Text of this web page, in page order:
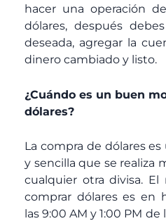
hacer una operación
dólares, después
deseada, agregar la
dinero cambiado y listo.
¿Cuándo es un buen
dólares?
La compra de dólares
y sencilla que se realiza
cualquier otra divisa.
comprar dólares es en
las 9:00 AM y 1:00 PM